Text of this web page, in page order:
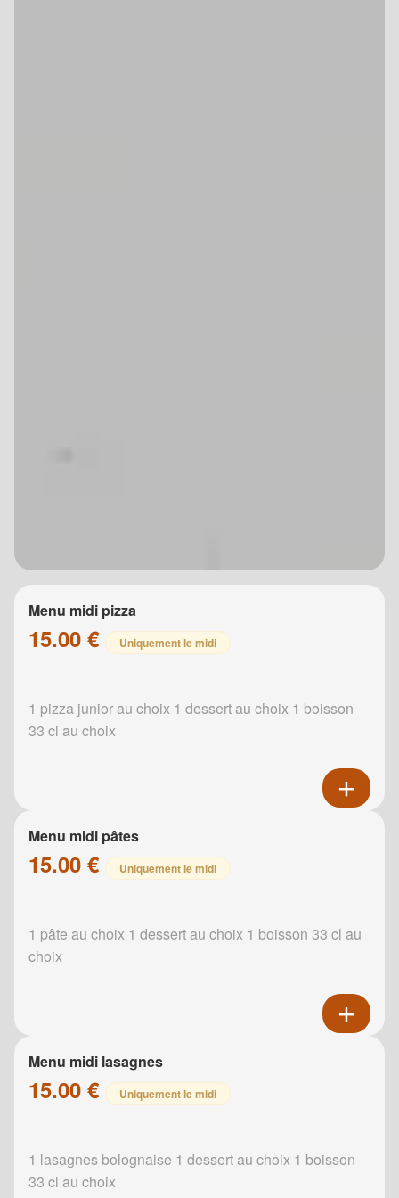
Menu midi pizza
15.00 € Uniquement le midi
1 pizza junior au choix 1 dessert au choix 1 boisson
33 cl au choix
Menu midi pâtes
15.00 € Uniquement le midi
1 pâte au choix 1 dessert au choix 1 boisson 33 cl au
choix
Menu midi lasagnes
15.00 € Uniquement le midi
1 lasagnes bolognaise 1 dessert au choix 1 boisson
33 cl au choix